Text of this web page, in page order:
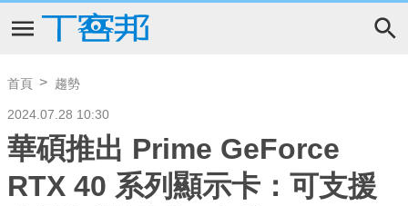
首頁 趨勢
2024.07.28 10:30
華碩推出 Prime GeForce
RTX 40 系列顯示卡：可支援